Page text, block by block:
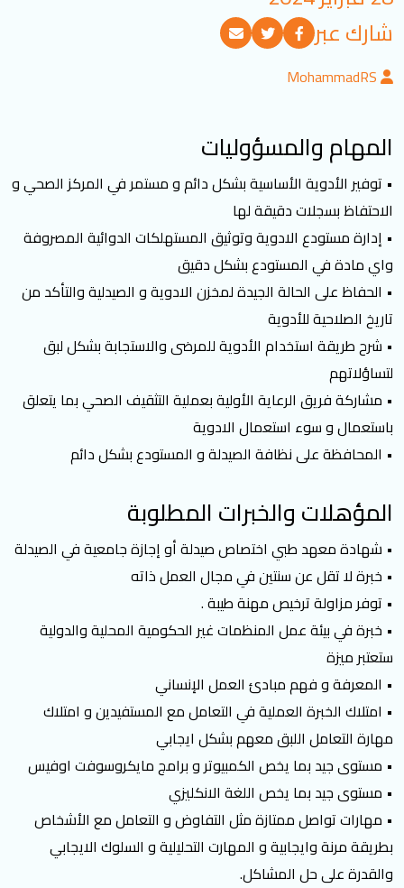
تسجيل الدخول
العربية
تابعنا
شارك عبر
MohammadRS
المهام والمسؤوليات
• توفير الأدوية الأساسية بشكل دائم و مستمر في المركز الصحي و
الاحتفاظ بسجلات دقيقة لها
• إدارة مستودع الادوية وتوثيق المستهلكات الدوائية المصروفة
واي مادة في المستودع بشكل دقيق
• الحفاظ على الحالة الجيدة لمخزن الادوية و الصيدلية والتأكد من
تاريخ الصلاحية للأدوية
• شرح طريقة استخدام الأدوية للمرضى والاستجابة بشكل لبق
لتساؤلاتهم
• مشاركة فريق الرعاية الأولية بعملية التثقيف الصحي بما يتعلق
باستعمال و سوء استعمال الادوية
• المحافظة على نظافة الصيدلة و المستودع بشكل دائم
المؤهلات والخبرات المطلوبة
• شهادة معهد طبي اختصاص صيدلة أو إجازة جامعية في الصيدلة
• خبرة لا تقل عن سنتين في مجال العمل ذاته
• توفر مزاولة ترخيص مهنة طيبة .
• خبرة في ﺑﻴﺌﺔ ﻋﻤﻞ اﻟﻤﻨﻈﻤﺎت ﻏﻴﺮ اﻟﺤﻜﻮﻣﻴﺔ المحلية والدولية
ستعتبر ميزة
• المعرفة و فهم مبادئ العمل الإنساني
• امتلاك الخبرة العملية في التعامل مع المستفيدين و امتلاك
مهارة التعامل اللبق معهم بشكل ايجابي
• مستوى جيد بما يخص الكمبيوتر و برامج مايكروسوفت اوفيس
• مستوى جيد بما يخص اللغة الانكليزي
• مهارات تواصل ممتازة مثل التفاوض و التعامل مع الأشخاص
بطريقة مرنة وايجابية و المهارت التحليلية و السلوك الايجابي
والقدرة على حل المشاكل.